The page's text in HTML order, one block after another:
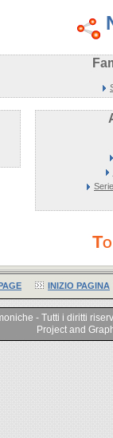
INIZIO PAGINA
- Tutti i diritti
Project and